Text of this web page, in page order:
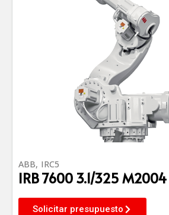
ABB, IRC5
IRB 7600 3.1/325 M2004
Solicitar presupuesto